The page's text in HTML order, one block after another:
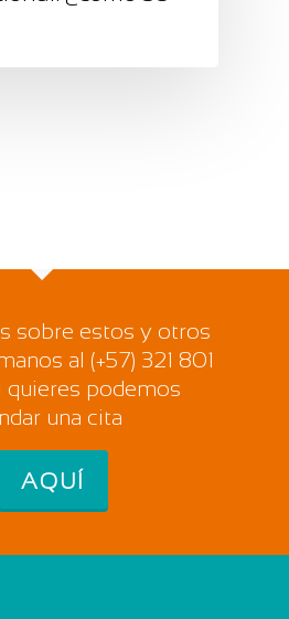
sobre estos y otros
al (+57) 321 801
podemos
una cita
AQUÍ